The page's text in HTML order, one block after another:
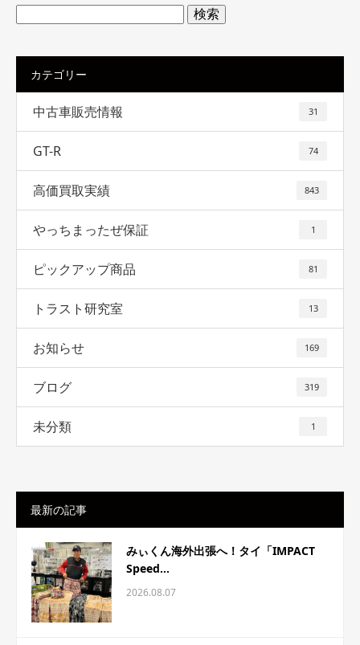
検
索:
カテゴリー
中古車販売情報 31
GT-R 74
高価買取実績 843
やっちまったぜ保証 1
ピックアップ商品 81
トラスト研究室 13
お知らせ 169
ブログ 319
未分類 1
最新の記事
みぃくん海外出張へ！タイ「IMPACT
Speed...
2026.08.07